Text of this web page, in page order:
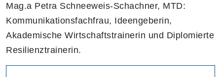
Mag.a Petra Schneeweis-Schachner, MTD:
Kommunikationsfachfrau, Ideengeberin,
Akademische Wirtschaftstrainerin und Diplomierte
Resilienztrainerin.